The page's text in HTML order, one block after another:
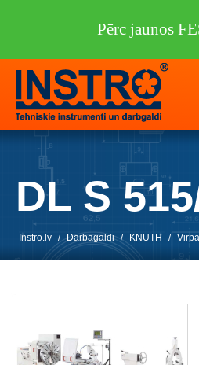
DL S
Instro.lv / Darbagaldi / KNUTH /
Pērc jaunos